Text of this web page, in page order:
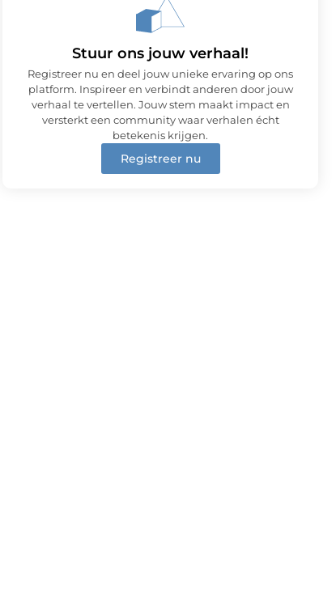
Stuur ons jouw verhaal!
Registreer nu en deel jouw unieke ervaring op ons
platform. Inspireer en verbindt anderen door jouw
verhaal te vertellen. Jouw stem maakt impact en
versterkt een community waar verhalen écht
betekenis krijgen.
Registreer nu